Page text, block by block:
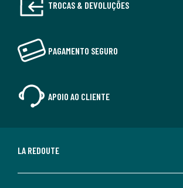
TROCAS & DEVOLUÇÕES
PAGAMENTO SEGURO
APOIO AO CLIENTE
LA REDOUTE